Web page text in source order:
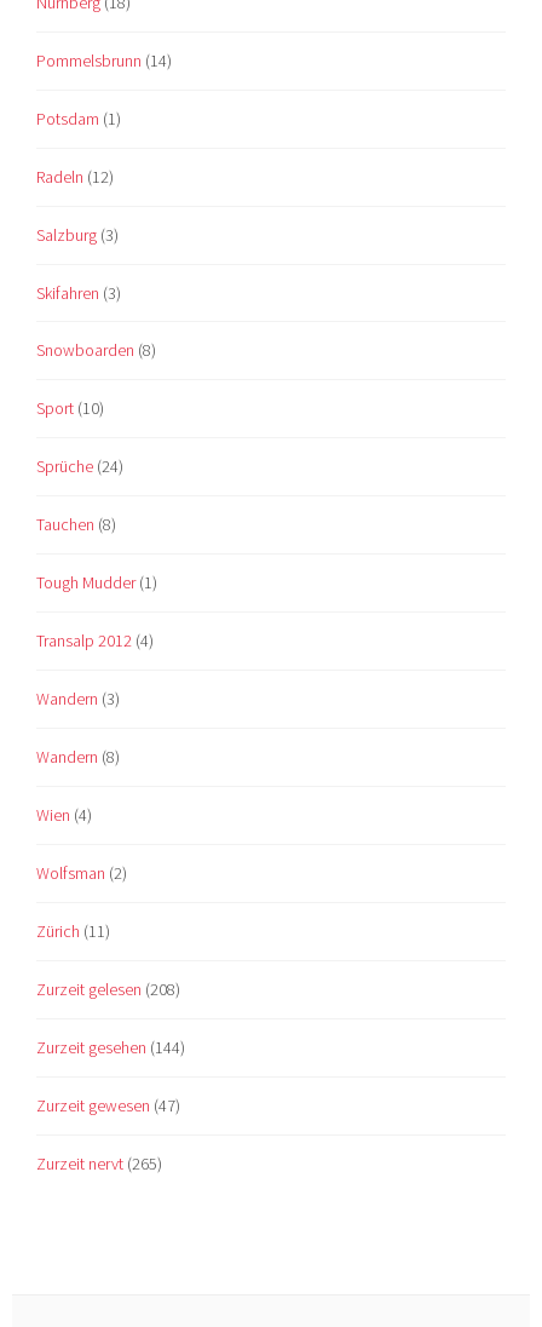
Pommelsbrunn (14)
Potsdam (1)
Radeln (12)
Salzburg (3)
Skifahren (3)
Snowboarden (8)
Sport (10)
Sprüche (24)
Tauchen (8)
Tough Mudder(1)
Transalp 2012 (4)
Wandern (3)
Wandern (8)
Wien (4)
Wolfsman (2)
Zürich (11)
Zurzeit gelesen (208)
Zurzeit gesehen (144)
Zurzeit gewesen (47)
Zurzeit nervt (265)